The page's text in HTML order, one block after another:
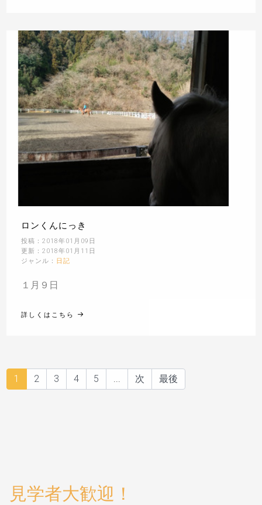
ロンくんにっき
投稿：2018年01月09日
更新：2018年01月11日
ジャンル： 日記
１月９日
詳しくはこちら
1 2 3 4 5 ... 次 最後
見学者大歓迎！